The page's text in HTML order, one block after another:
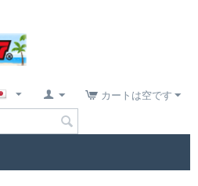
カートは空です